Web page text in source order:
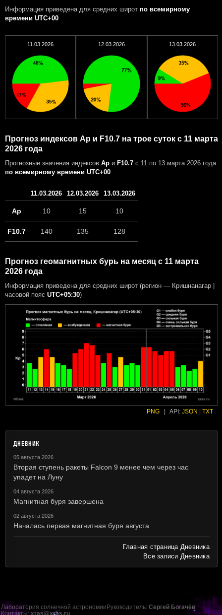
Информация приведена для средних широт по всемирному
времени UTC+00
11.03.2026 12.03.2026 13.03.2026
Прогноз индексов Ap и F10.7 на трое суток с 11 марта
2026 года
Прогнозные значения индексов Ap и F10.7 с 11 по 13 марта 2026 года
по всемирному времени UTC+00
11.03.2026 12.03.2026 13.03.2026
Ap 10 15 10
F10.7 140 135 128
Прогноз геомагнитных бурь на месяц с 11 марта
2026 года
Информация приведена для средних широт (регион — Кришнанагар |
часовой пояс UTC+05:30)
PNG API: JSON TXT
ДНЕВНИК
05 августа 2026
Вторая ступень ракеты Falcon 9 менее чем через час
упадет на Луну
04 августа 2026
Магнитная буря завершена
02 августа 2026
Началась первая магнитная буря августа
Главная страница Дневника
Все записи Дневника
Лаборатория солнечной астрономии Руководитель: Сергей Богачёв
Контакты: xras@xras.ru